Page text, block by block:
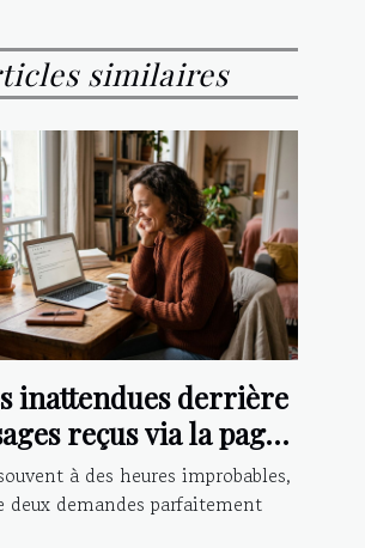
similaires
inattendues derrière
reçus via la page
à des heures improbables,
deux demandes parfaitement